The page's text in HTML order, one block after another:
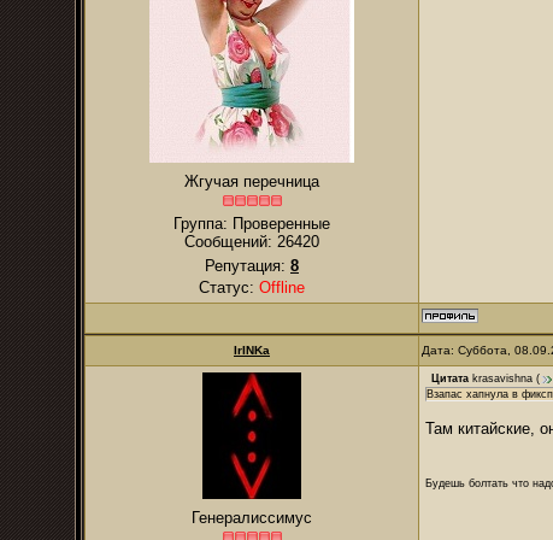
Жгучая перечница
Группа: Проверенные
Сообщений: 26420
Репутация: 8
Статус: Offline
IrINKa Дата: Суббота,
Генералиссимус
Цитата krasavishna (
Взапас хапнула в
Там китайские,
Будешь болтать что